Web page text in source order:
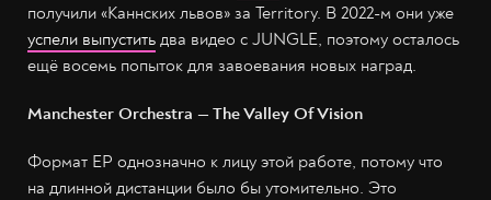
получили «Каннских львов» за Territory. В 2022-м они уже
успели выпустить два видео c JUNGLE, поэтому осталось
ещё восемь попыток для завоевания новых наград.
Manchester Orchestra — The Valley Of Vision
Формат EP однозначно к лицу этой работе, потому что
на длинной дистанции было бы утомительно. Это